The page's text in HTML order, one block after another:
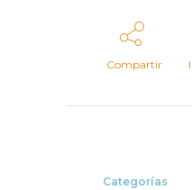
Compartir
Categorías